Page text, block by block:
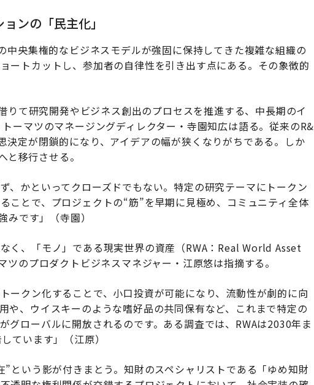
ンの「民主化」
央集権的なビジネスモデルが強固に保持してきた複雑な組織の
ートカットし、参加者の自律性を引き出す点にある。その象徴的
りて研究開発やビジネス創出のプロセスを推進する、中長期のイ
ーマツのマネージングディレクター・寺園知広は語る。従来のR&
決定が閉鎖的になり、アイデアの幅が狭くなりがちである。しか
移行させる。
、かといってクローズドでもない。特定の研究テーマにトークン
ことで、プロジェクトの“筋”を早期に見極め、コミュニティ全体
です」（寺園）
く、「モノ」である現実世界の資産（RWA：Real World Asset
のプロダクトビジネスマネジャー・江原悠は指摘する。
ークン化することで、小口投資が可能になり、流動性が劇的に向
や、ウイスキーのような嗜好品の共同保有など、これまで特定の
グローバルに開放されるのです。ある調査では、RWAは2030年ま
ています」（江原）
という影が付きまとう。知財のスペシャリストである「ゆめ知財